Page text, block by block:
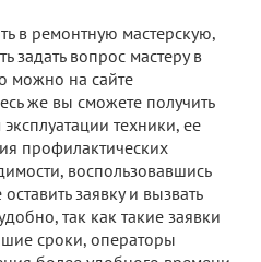
в ремонтную мастерскую,
задать вопрос мастеру в
можно на сайте
же вы сможете получить
техники, ее
профилактических
воспользовавшись
заявку и вызвать
так как такие заявки
сроки, операторы